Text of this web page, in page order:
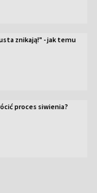
znikają!" - jak temu
proces siwienia?